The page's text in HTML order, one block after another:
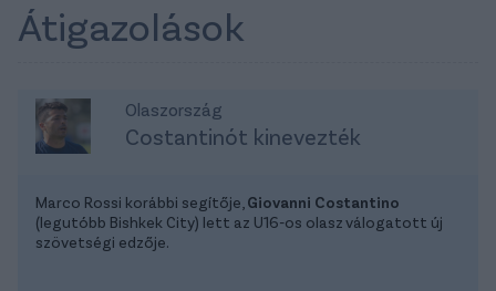
Átigazolások
Olaszország
Costantinót kinevezték
Marco Rossi korábbi segítője, Giovanni Costantino
(legutóbb Bishkek City) lett az U16-os olasz válogatott új
szövetségi edzője.